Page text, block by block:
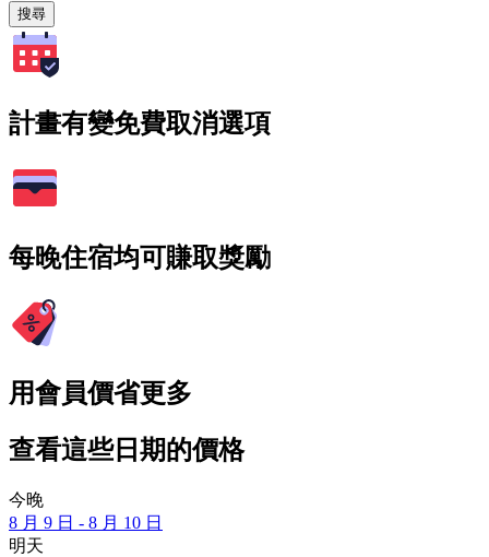
搜尋
計畫有變免費取消選項
每晚住宿均可賺取獎勵
用會員價省更多
查看這些日期的價格
今晚
8 月 9 日 - 8 月 10 日
明天